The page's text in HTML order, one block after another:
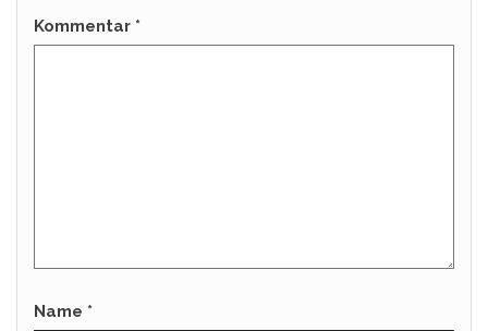
Kommentar *
Name *